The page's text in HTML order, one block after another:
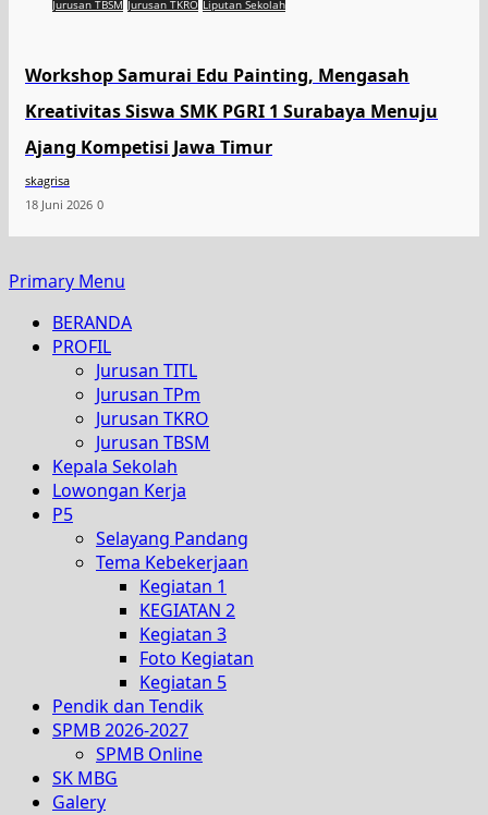
Jurusan TBSM Jurusan TKRO Liputan Sekolah
Workshop Samurai Edu Painting, Mengasah
Kreativitas Siswa SMK PGRI 1 Surabaya Menuju
Ajang Kompetisi Jawa Timur
skagrisa
18 Juni 2026 0
Primary Menu
BERANDA
PROFIL
Jurusan TITL
Jurusan TPm
Jurusan TKRO
Jurusan TBSM
Kepala Sekolah
Lowongan Kerja
P5
Selayang Pandang
Tema Kebekerjaan
Kegiatan 1
KEGIATAN 2
Kegiatan 3
Foto Kegiatan
Kegiatan 5
Pendik dan Tendik
SPMB 2026-2027
SPMB Online
SK MBG
Galery